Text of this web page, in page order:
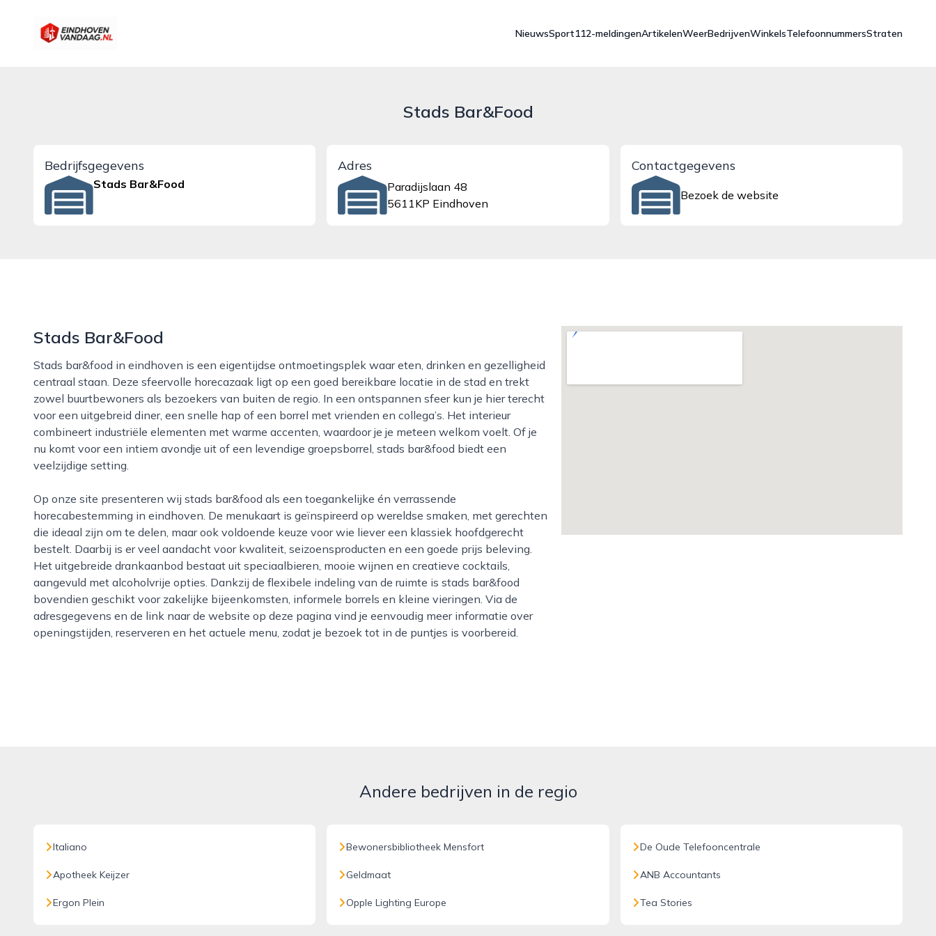
eindhovenvandaag.nl
NieuwsSport112-meldingenArtikelenWeerBedrijvenWinkelsTelefoonnummersStraten
Stads Bar&Food
Bedrijfsgegevens
Stads Bar&Food
Adres
Paradijslaan 48
5611KP Eindhoven
Contactgegevens
Bezoek de website
Stads Bar&Food
Stads bar&food in eindhoven is een eigentijdse ontmoetingsplek waar eten, drinken en gezelligheid
centraal staan. Deze sfeervolle horecazaak ligt op een goed bereikbare locatie in de stad en trekt
zowel buurtbewoners als bezoekers van buiten de regio. In een ontspannen sfeer kun je hier terecht
voor een uitgebreid diner, een snelle hap of een borrel met vrienden en collega’s. Het interieur
combineert industriële elementen met warme accenten, waardoor je je meteen welkom voelt. Of je
nu komt voor een intiem avondje uit of een levendige groepsborrel, stads bar&food biedt een
veelzijdige setting.
Op onze site presenteren wij stads bar&food als een toegankelijke én verrassende
horecabestemming in eindhoven. De menukaart is geïnspireerd op wereldse smaken, met gerechten
die ideaal zijn om te delen, maar ook voldoende keuze voor wie liever een klassiek hoofdgerecht
bestelt. Daarbij is er veel aandacht voor kwaliteit, seizoensproducten en een goede prijs beleving.
Het uitgebreide drankaanbod bestaat uit speciaalbieren, mooie wijnen en creatieve cocktails,
aangevuld met alcoholvrije opties. Dankzij de flexibele indeling van de ruimte is stads bar&food
bovendien geschikt voor zakelijke bijeenkomsten, informele borrels en kleine vieringen. Via de
adresgegevens en de link naar de website op deze pagina vind je eenvoudig meer informatie over
openingstijden, reserveren en het actuele menu, zodat je bezoek tot in de puntjes is voorbereid.
Andere bedrijven in de regio
Italiano
Apotheek Keijzer
Ergon Plein
Bewonersbibliotheek Mensfort
Geldmaat
Opple Lighting Europe
De Oude Telefooncentrale
ANB Accountants
Tea Stories